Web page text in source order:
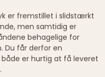
er fremstillet i slidstærkt
men samtidig er
behagelige for
Du får derfor en
er hurtig at få leveret